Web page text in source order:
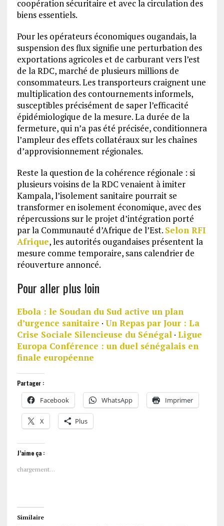
coopération sécuritaire et avec la circulation des
biens essentiels.
Pour les opérateurs économiques ougandais, la
suspension des flux signifie une perturbation des
exportations agricoles et de carburant vers l’est
de la RDC, marché de plusieurs millions de
consommateurs. Les transporteurs craignent une
multiplication des contournements informels,
susceptibles précisément de saper l’efficacité
épidémiologique de la mesure. La durée de la
fermeture, qui n’a pas été précisée, conditionnera
l’ampleur des effets collatéraux sur les chaînes
d’approvisionnement régionales.
Reste la question de la cohérence régionale : si
plusieurs voisins de la RDC venaient à imiter
Kampala, l’isolement sanitaire pourrait se
transformer en isolement économique, avec des
répercussions sur le projet d’intégration porté
par la Communauté d’Afrique de l’Est. Selon RFI
Afrique, les autorités ougandaises présentent la
mesure comme temporaire, sans calendrier de
réouverture annoncé.
Pour aller plus loin
Ebola : le Soudan du Sud active un plan
d’urgence sanitaire · Un Repas par Jour : La
Crise Sociale Silencieuse du Sénégal· Ligue
Europa Conférence : un duel sénégalais en
finale européenne
Partager :
Facebook WhatsApp Imprimer
X Plus
J’aime ça :
chargement…
Similaire